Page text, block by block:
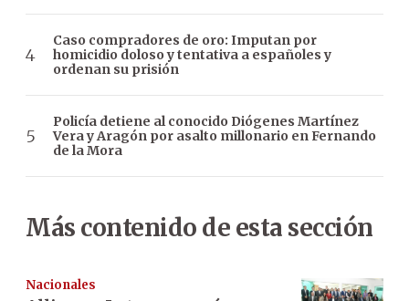
Caso compradores de oro: Imputan por
homicidio doloso y tentativa a españoles y
ordenan su prisión
Policía detiene al conocido Diógenes Martínez
Vera y Aragón por asalto millonario en Fernando
de la Mora
Más contenido de esta sección
Nacionales